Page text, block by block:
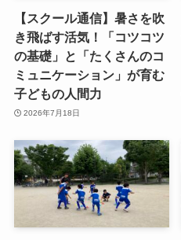
【スクール通信】暑さを吹
き飛ばす活気！「コツコツ
の基礎」と「たくさんのコ
ミュニケーション」が育む
子どもの人間力
2026年7月18日